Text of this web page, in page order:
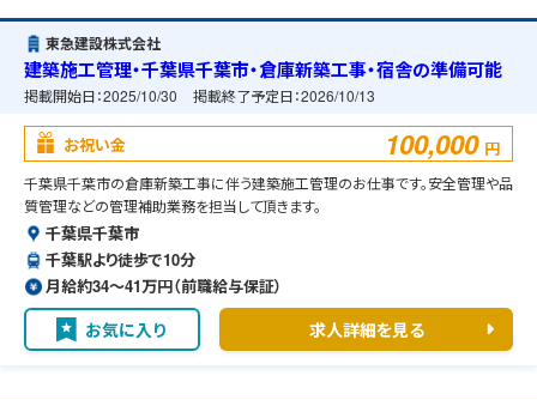
東急建設株式会社
建築施工管理・千葉県千葉市・倉庫新築工事・宿舎の準備可能
掲載開始日：2025/10/30 掲載終了予定日：2026/10/13
お祝い金 100,000 円
千葉県千葉市の倉庫新築工事に伴う建築施工管理のお仕事です。安全管理や品
質管理などの管理補助業務を担当して頂きます。
千葉県千葉市
千葉駅より徒歩で10分
月給約34〜41万円（前職給与保証）
お気に入り 求人詳細を見る